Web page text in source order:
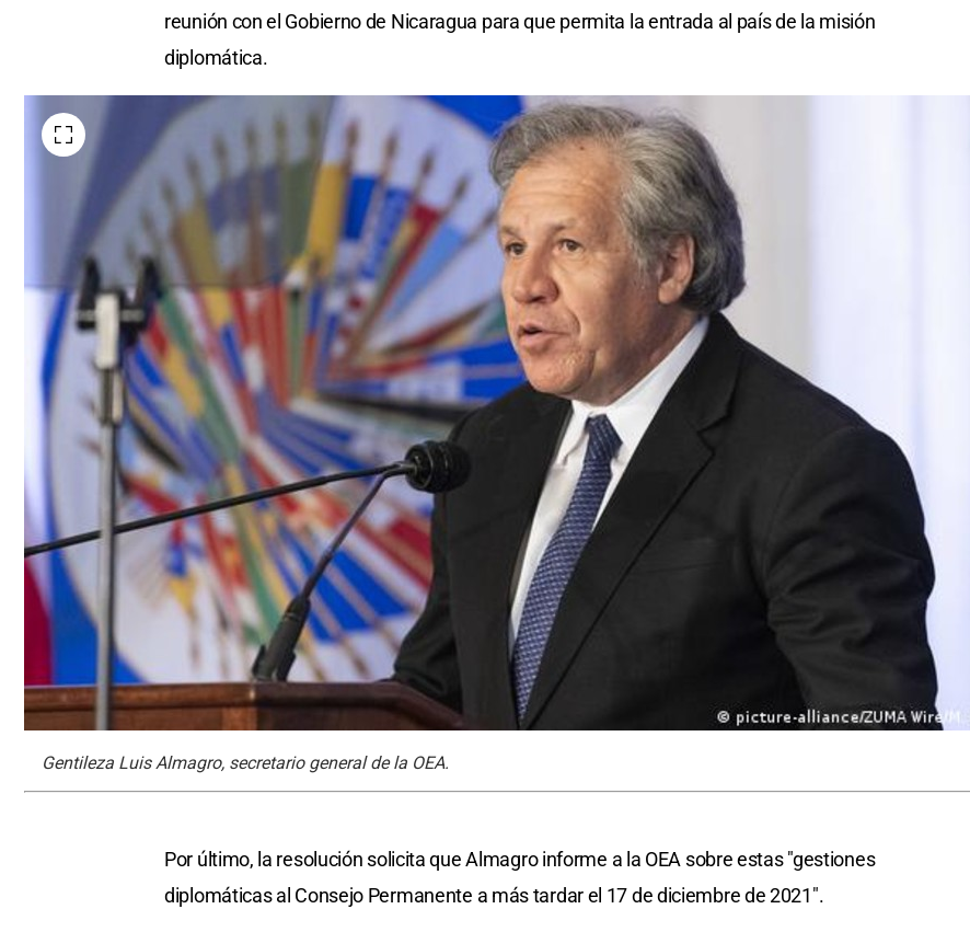
reunión con el Gobierno de Nicaragua para que permita la entrada al país de la misión
diplomática.
Gentileza Luis Almagro, secretario general de la OEA.
Por último, la resolución solicita que Almagro informe a la OEA sobre estas "gestiones
diplomáticas al Consejo Permanente a más tardar el 17 de diciembre de 2021".